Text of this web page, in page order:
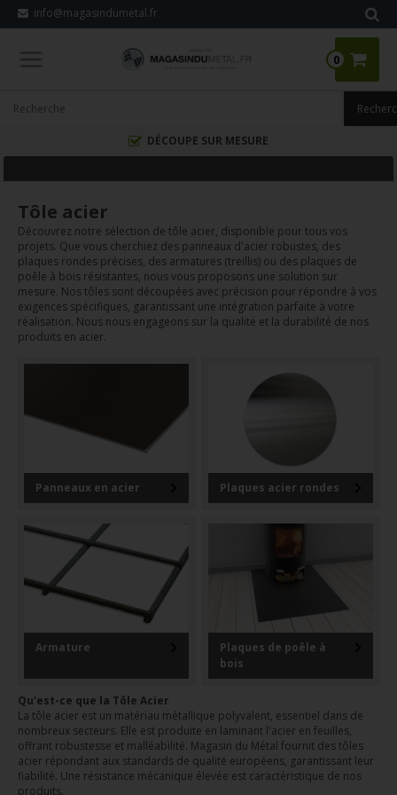
info@magasindumetal.fr
0
DÉCOUPE SUR MESURE
Tôle acier
Découvrez notre sélection de tôle acier, disponible pour tous vos
projets. Que vous cherchiez des panneaux d'acier robustes, des
plaques rondes précises, des armatures (treillis) ou des plaques de
poêle à bois résistantes, nous vous proposons une solution sur
mesure. Nos tôles sont découpées avec précision pour répondre à vos
exigences spécifiques, garantissant une intégration parfaite à votre
réalisation. Nous nous engageons sur la qualité et la durabilité de nos
produits en acier.
Panneaux en acier Plaques acier rondes
Armature
Plaques de poêle à
bois
Qu'est-ce que la Tôle Acier
La tôle acier est un matériau métallique polyvalent, essentiel dans de
nombreux secteurs. Elle est produite en laminant l'acier en feuilles,
offrant robustesse et malléabilité. Magasin du Métal fournit des tôles
acier répondant aux standards de qualité européens, garantissant leur
fiabilité. Une résistance mécanique élevée est caractéristique de nos
produits.